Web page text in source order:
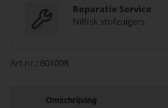
Reparatie Service
Nilfisk stofzuigers
Art.nr. 601008
Omschrijving